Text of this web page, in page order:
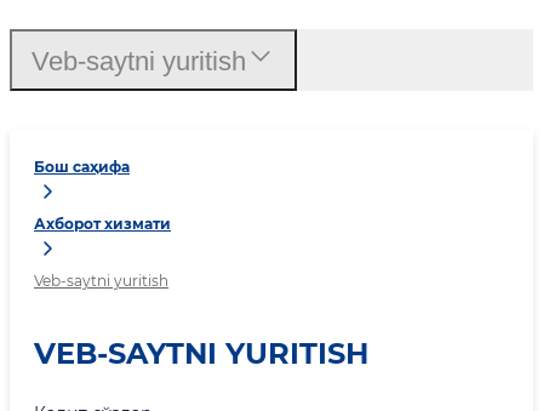
Бош саҳифа
Ахборот хизмати
Veb-saytni yuritish
VEB-SAYTNI YURITISH
Veb-saytni yuritish